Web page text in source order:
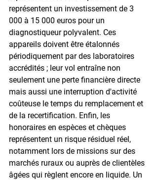
représentent un investissement de 3
000 à 15 000 euros pour un
diagnostiqueur polyvalent. Ces
appareils doivent être étalonnés
périodiquement par des laboratoires
accrédités ; leur vol entraîne non
seulement une perte financière directe
mais aussi une interruption d'activité
coûteuse le temps du remplacement et
de la recertification. Enfin, les
honoraires en espèces et chèques
représentent un risque résiduel réel,
notamment lors de missions sur des
marchés ruraux ou auprès de clientèles
âgées qui règlent encore en liquide. Un